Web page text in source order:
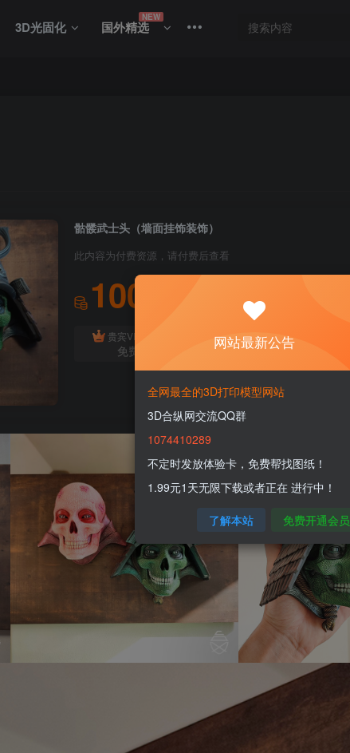
3D光固化 国外精选
NEW
骷髅武士头（墙面挂饰装饰）
此内容为付费资源，请付费后查看
100
贵宾VIP会员
免费
体验会员免费
网站最新公告
全网最全的3D打印模型网站
3D合纵网交流QQ群
1074410289
不定时发放体验卡，免费帮找图纸！
1.99元1天无限下载或者正在 进行中！
了解本站 免费开通会员